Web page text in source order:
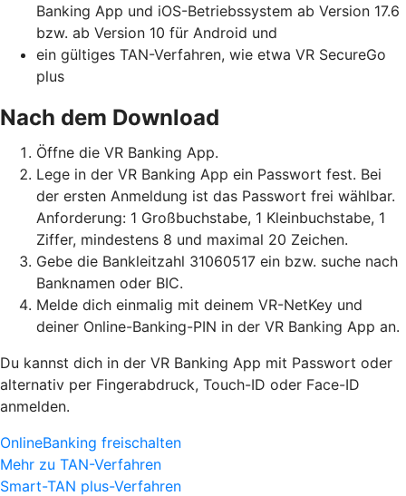
Banking App und iOS-Betriebssystem ab Version 17.6
bzw. ab Version 10 für Android und
ein gültiges TAN-Verfahren, wie etwa VR SecureGo
plus
Nach dem Download
Öffne die VR Banking App.
Lege in der VR Banking App ein Passwort fest. Bei
der ersten Anmeldung ist das Passwort frei wählbar.
Anforderung: 1 Großbuchstabe, 1 Kleinbuchstabe, 1
Ziffer, mindestens 8 und maximal 20 Zeichen.
Gebe die Bankleitzahl 31060517 ein bzw. suche nach
Banknamen oder BIC.
Melde dich einmalig mit deinem VR-NetKey und
deiner Online-Banking-PIN in der VR Banking App an.
Du kannst dich in der VR Banking App mit Passwort oder
alternativ per Fingerabdruck, Touch-ID oder Face-ID
anmelden.
OnlineBanking freischalten
Mehr zu TAN-Verfahren
Smart-TAN plus-Verfahren